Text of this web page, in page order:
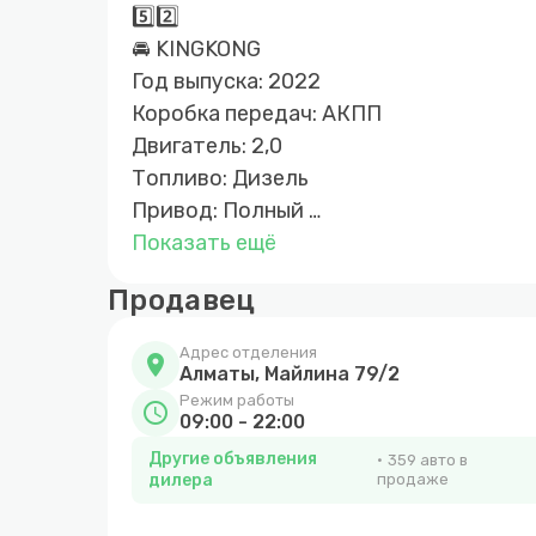
5️⃣2️⃣
🚘 KINGKONG
Год выпуска: 2022
Коробка передач: АКПП
Двигатель: 2,0
Топливо: Дизель
Привод: Полный
Растаможен в Казахстане: Да
автомобиля
📍Ждем Вас по адресу: г. Алматы,
☎️+7 747 095 25 81 Справочная
Показать ещё
Продавец
location_on Адрес отделения
Алматы, Майлина 79/2
schedule Режим работы
09:00 - 22:00
Другие объявления
дилера
359 авто в
продаже